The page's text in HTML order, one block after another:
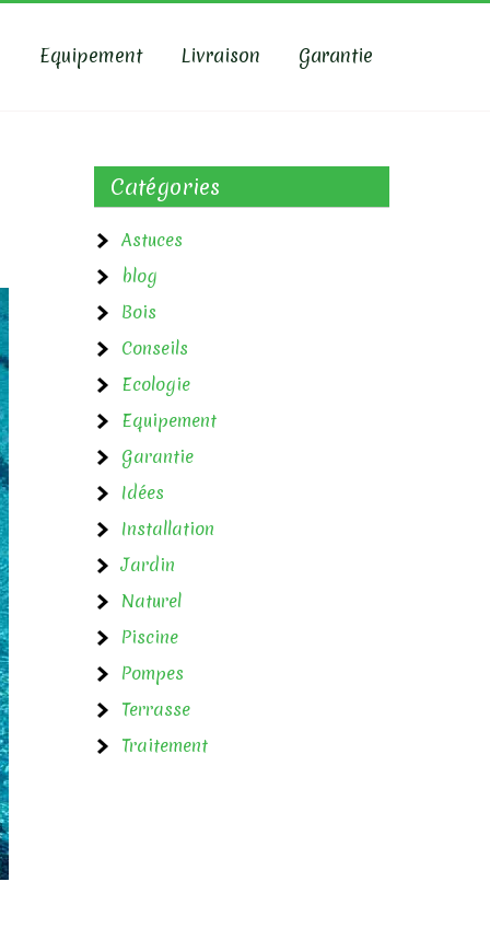
Equipement Livraison Garantie
Catégories
Astuces
blog
Bois
Conseils
Ecologie
Equipement
Garantie
Idées
Installation
Jardin
Naturel
Piscine
Pompes
Terrasse
Traitement